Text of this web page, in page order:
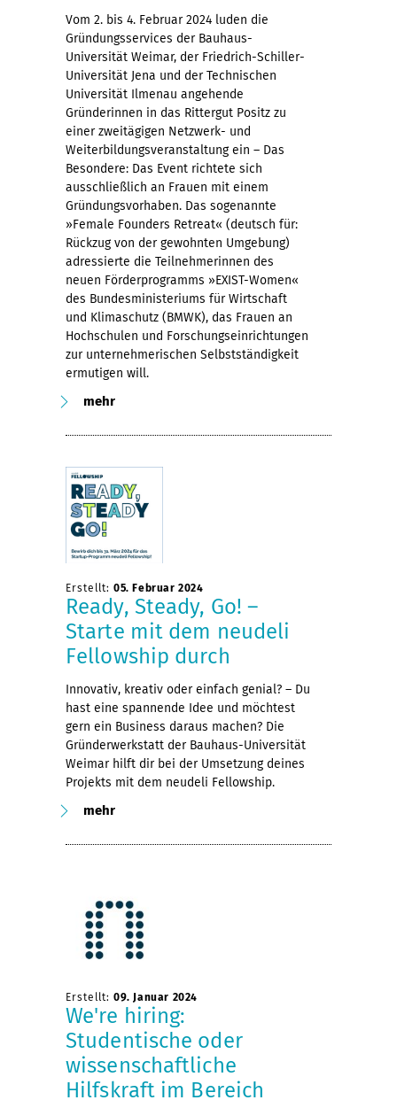
Vom 2. bis 4. Februar 2024 luden die
Gründungsservices der Bauhaus-
Universität Weimar, der Friedrich-Schiller-
Universität Jena und der Technischen
Universität Ilmenau angehende
Gründerinnen in das Rittergut Positz zu
einer zweitägigen Netzwerk- und
Weiterbildungsveranstaltung ein – Das
Besondere: Das Event richtete sich
ausschließlich an Frauen mit einem
Gründungsvorhaben. Das sogenannte
»Female Founders Retreat« (deutsch für:
Rückzug von der gewohnten Umgebung)
adressierte die Teilnehmerinnen des
neuen Förderprogramms »EXIST-Women«
des Bundesministeriums für Wirtschaft
und Klimaschutz (BMWK), das Frauen an
Hochschulen und Forschungseinrichtungen
zur unternehmerischen Selbstständigkeit
ermutigen will.
mehr
Erstellt: 05. Februar 2024
Ready, Steady, Go! –
Starte mit dem neudeli
Fellowship durch
Innovativ, kreativ oder einfach genial? – Du
hast eine spannende Idee und möchtest
gern ein Business daraus machen? Die
Gründerwerkstatt der Bauhaus-Universität
Weimar hilft dir bei der Umsetzung deines
Projekts mit dem neudeli Fellowship.
mehr
Erstellt: 09. Januar 2024
We're hiring:
Studentische oder
wissenschaftliche
Hilfskraft im Bereich